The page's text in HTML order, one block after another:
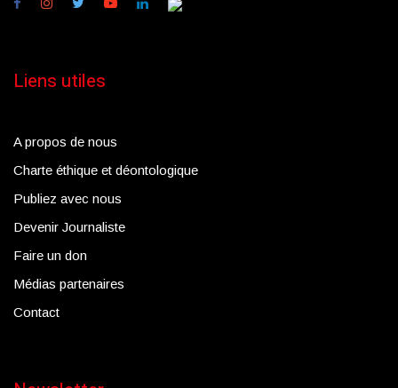
Liens utiles
A propos de nous
Charte éthique et déontologique
Publiez avec nous
Devenir Journaliste
Faire un don
Médias partenaires
Contact